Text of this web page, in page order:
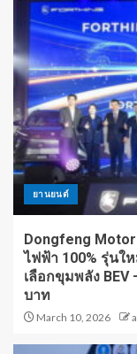
ยานยนต์
Dongfeng
ไฟฟ้า 100% รุ่นใ
เลือกขุมพลัง BEV
บาท
March 10, 2026